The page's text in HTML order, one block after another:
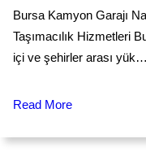
Bursa Kamyon Garajı
Taşımacılık Hizmetleri
içi ve şehirler arası yük…
Read More